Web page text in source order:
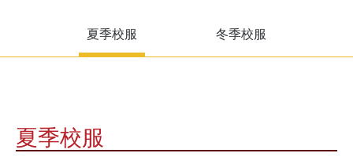
夏季校服 冬季校服
夏季校服